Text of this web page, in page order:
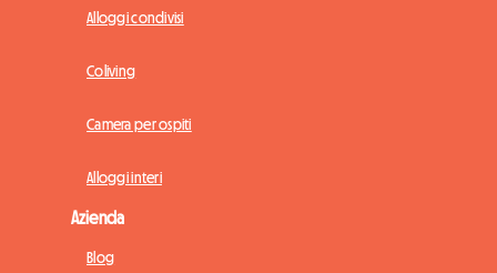
Alloggi condivisi
Coliving
Camera per ospiti
Alloggi interi
Azienda
Blog